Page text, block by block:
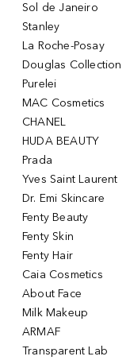
Sol de Janeiro
Stanley
La Roche-Posay
Douglas Collection
Purelei
MAC Cosmetics
CHANEL
HUDA BEAUTY
Prada
Yves Saint Laurent
Dr. Emi Skincare
Fenty Beauty
Fenty Skin
Fenty Hair
Caia Cosmetics
About Face
Milk Makeup
ARMAF
Transparent Lab